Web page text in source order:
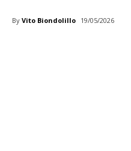
By Vito Biondolillo 19/05/2026